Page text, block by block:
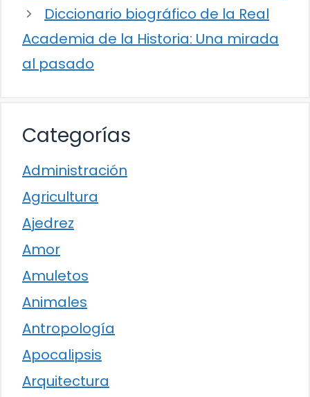
Diccionario biográfico de la Real
Academia de la Historia: Una mirada
al pasado
Categorías
Administración
Agricultura
Ajedrez
Amor
Amuletos
Animales
Antropología
Apocalipsis
Arquitectura